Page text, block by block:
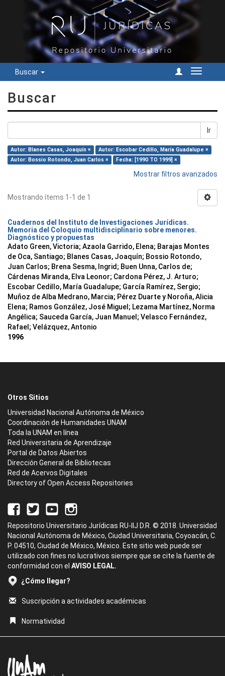
Buscar
Cambiar
Buscar
Ir
Autor: Blanes Casas, Joaquín ×
Autor: Escobar Cedillo, María Guadalupe ×
Autor: Bossio Rotondo, Juan Carlos ×
Fecha: [1990 TO 1999] ×
Mostrar filtros avanzados
Mostrando ítems 1-1 de 1
Cuadernos del Instituto de Investigaciones Jurídicas.
Memoria del Coloquio multidisciplinario sobre menores.
Diagnóstico y propuestas
Adato Green, Victoria; Azaola Garrido, Elena; Barajas Montes
de Oca, Santiago; Blanes Casas, Joaquín; Bossio Rotondo,
Juan Carlos; Brena Sesma, Ingrid; Buen Unna, Carlos de;
Cárdenas Miranda, Elva Leonor; Cardona Pérez, J. Arturo;
Escobar Cedillo, María Guadalupe; García Ramírez, Sergio;
Muñoz de Alba Medrano, Marcia; Pérez Duarte y Noroña, Alicia
Elena; Ramos González, José Miguel; Lezama Martínez, Norma
Angélica; Sauceda García, Juan Manuel; Velasco Fernández,
Rafael; Velázquez, Antonio
1996
Otros Sitios
Universidad Nacional Autónoma de México
Coordinación de Humanidades UNAM
Toda la UNAM en línea
Red Universitaria de Aprendizaje
Portal de Datos Abiertos
Dirección General de Bibliotecas
Red de Acervos Digitales
Directory of Open Access Repositories
Repositorio Universitario Jurídicas RU-IIJ D.R. © 2018. Universidad
Nacional Autónoma de México, Ciudad Universitaria, Coyoacán, C.
P. 04510, Ciudad de México, México. Este sitio web puede ser
utilizado con fines no lucrativos siempre que se cite la fuente de
conformidad con el AVISO LEGAL.
¿Cómo llegar?
Suscripción a actividades académicas
Normatividad